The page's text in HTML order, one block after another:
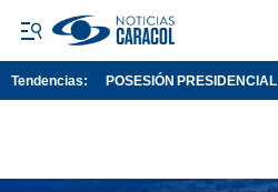
Tendencias: POSESIÓN PRESIDENCIAL